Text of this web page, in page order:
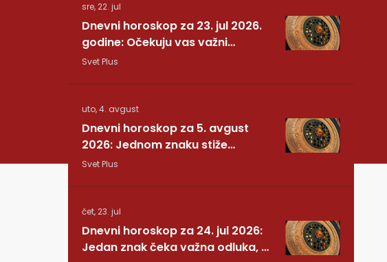
sre, 22. jul
Dnevni horoskop za 23. jul 2026.
godine: Očekuju vas važni
preokreti!
Svet Plus
uto, 4. avgust
Dnevni horoskop za 5. avgust
2026: Jednom znaku stiže
potvrda koju je dugo čekao
Svet Plus
čet, 23. jul
Dnevni horoskop za 24. jul 2026:
Jedan znak čeka važna odluka, a